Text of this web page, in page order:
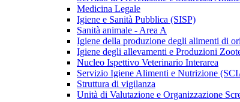
Medicina Legale
Igiene e Sanità Pubblica (SISP)
Sanità animale - Area A
Igiene della produzione degli alimenti di
Igiene degli allevamenti e Produzioni
Nucleo Ispettivo Veterinario Interarea
Servizio Igiene Alimenti e Nutrizione
Struttura di vigilanza
Unità di Valutazione e Organizzazione